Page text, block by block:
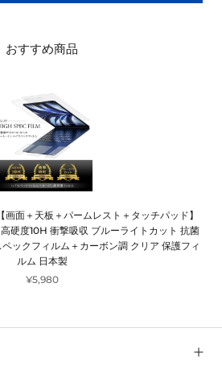
おすすめ商品
面＋天板＋パームレスト＋タッチパッド】
硬度10H 衝撃吸収 ブルーライトカット 抗菌
ックフィルム＋カーボン調 クリア 保護フィ
ルム 日本製
¥5,980